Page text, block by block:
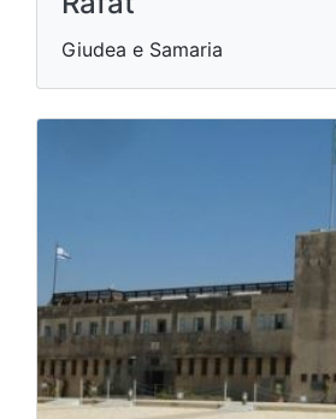
Giudea e Samaria